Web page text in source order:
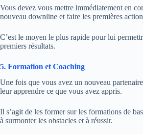
Vous devez vous mettre immédiatement en
nouveau downline et faire les premières
C’est le moyen le plus rapide pour lui
premiers résultats.
5. Formation et Coaching
Une fois que vous avez un nouveau
leur apprendre ce que vous avez appris.
Il s’agit de les former sur les formations de
à surmonter les obstacles et à réussir.